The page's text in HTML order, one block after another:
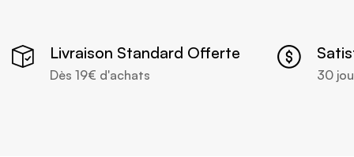
Livraison Standard Offerte
Dès 19€ d'achats 30